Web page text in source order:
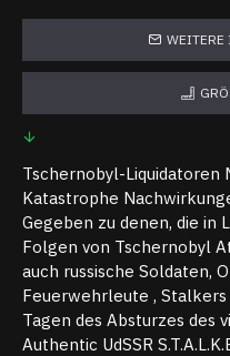
WEITERE
Tschernobyl-Liquidatoren
Katastrophe
Gegeben zu denen, die in
Folgen von Tschernobyl
auch russische Soldaten,
Feuerwehrleute , Stalkers
Tagen des Absturzes des
Authentic UdSSR